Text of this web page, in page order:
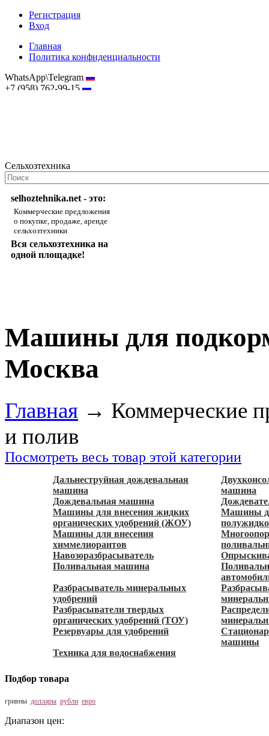
Регистрация
Вход
Главная
Политика конфиденциальности
WhatsApp\Telegram
+7 (958) 762-99-15
Сельхозтехника
selhoztehnika.net - это:
Коммерческие предложения
о покупке, продаже, аренде
сельхозтехники
Вся сельхозтехника на
одной площадке!
Машины для
Москва
Главная → Коммерческие
и полив
Посмотреть весь товар этой категории
Дальнеструйная дождевальная
машина
машина
Дождевальная машина
Машины для внесения жидких
органических удобрений (ЖОУ)
Машины
Машины для внесения
химмелиорантов
Навозоразбрасыватель
Поливальная машина
Разбрасыватель минеральных
удобрений
Разбрасыватели твердых
органических удобрений (ТОУ)
Резервуары для удобрений
машины
Техника для водоснабжения
Подбор товара
гривны доллары рубли евро
Диапазон цен: